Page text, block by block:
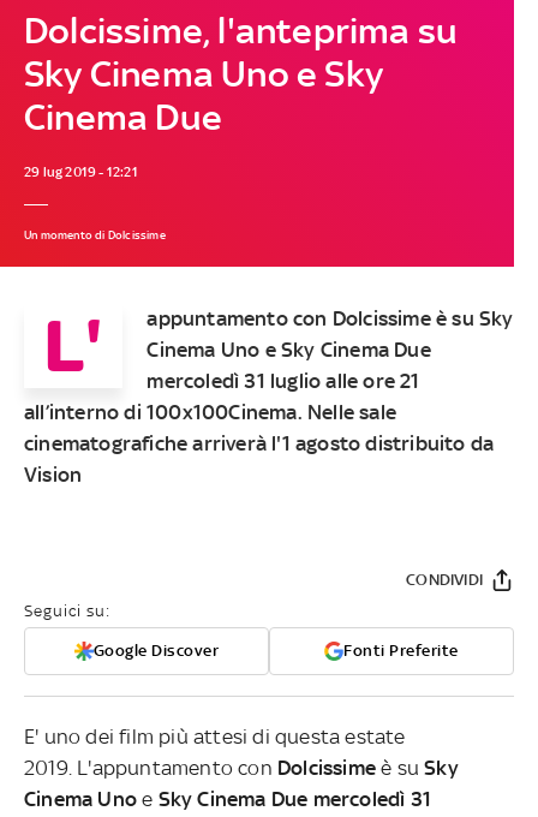
Dolcissime, l'anteprima su
Sky Cinema Uno e Sky
Cinema Due
29 lug 2019 - 12:21
Un momento di Dolcissime
L' appuntamento con Dolcissimeè su Sky
Cinema Uno e Sky Cinema Due
mercoledì 31 luglio alleore 21
all’interno di 100x100Cinema. Nelle sale
cinematografiche arriverà l'1 agosto distribuito da
Vision
Seguici su:
Google Discover Fonti Preferite
CONDIVIDI
E' uno dei film più attesi di questa estate
2019. L'appuntamento con Dolcissime è su Sky
Cinema Unoe Sky Cinema Due mercoledì 31